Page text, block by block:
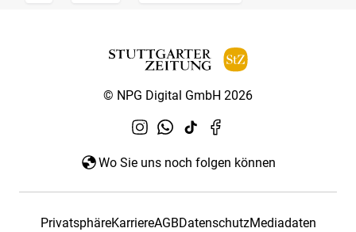
© NPG Digital GmbH 2026
Wo Sie uns noch folgen können
PrivatsphäreKarriereAGBDatenschutzMediadaten